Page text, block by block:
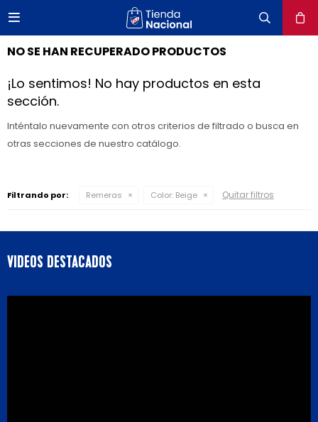

NO SE HAN RECUPERADO PRODUCTOS
¡Lo sentimos! No hay productos en esta
sección.
Inténtalo nuevamente con otros criterios de filtrado o busca en
otras secciones de nuestro catálogo.
Filtrando por: Remeras Color: Beige Quitar filtros
VIDEOS DESTACADOS
close